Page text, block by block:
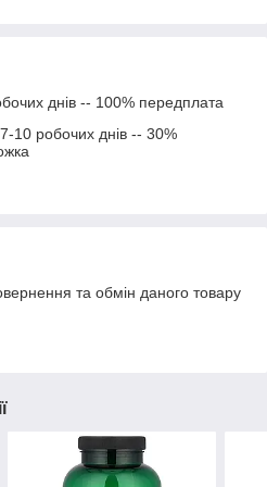
днів -- 100% передплата
10 робочих днів -- 30%
та обмін даного товару